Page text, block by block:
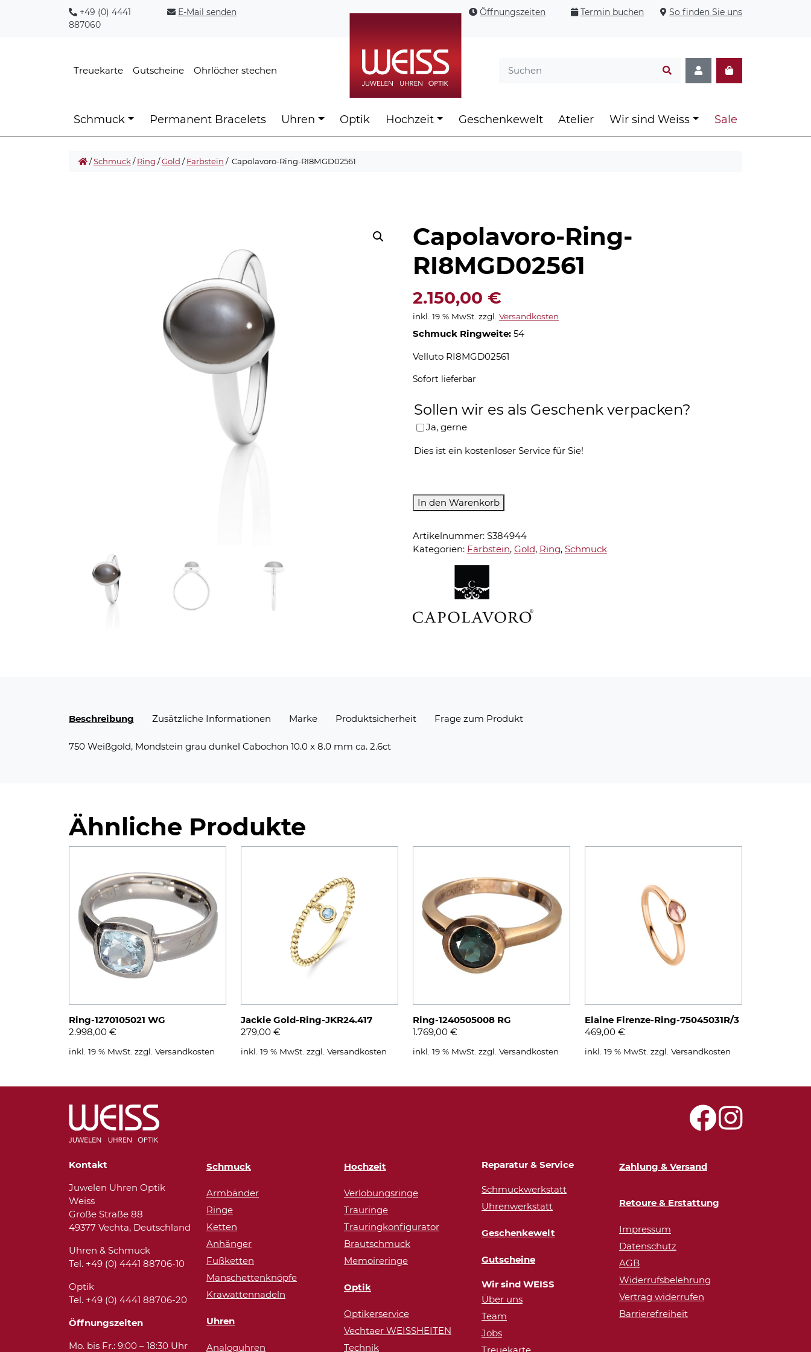
+49 (0) 4441
887060
E-Mail senden Öffnungszeiten Termin buchen So finden Sie uns
Treuekarte Gutscheine Ohrlöcher stechen
Schmuck Permanent Bracelets Uhren Optik Hochzeit Geschenkewelt Atelier Wir sind Weiss Sale
/Schmuck/Ring /Gold /Farbstein / Capolavoro-Ring-RI8MGD02561
Capolavoro-Ring-
RI8MGD02561
2.150,00 €
inkl. 19 % MwSt. zzgl. Versandkosten
Schmuck Ringweite: 54
Velluto RI8MGD02561
Sofort lieferbar
Sollen wir es als Geschenk verpacken?
Ja, gerne
Dies ist ein kostenloser Service für Sie!
Capolavoro-
Ring-
Menge
In den Warenkorb
Artikelnummer: S384944
Kategorien: Farbstein, Gold, Ring, Schmuck
Beschreibung Zusätzliche Informationen Marke Produktsicherheit Frage zum Produkt
750 Weißgold, Mondstein grau dunkel Cabochon 10.0 x 8.0 mm ca. 2.6ct
Ähnliche Produkte
Ring-1270105021 WG
2.998,00 €
inkl. 19 % MwSt. zzgl. Versandkosten
Jackie Gold-Ring-JKR24.417
279,00 €
inkl. 19 % MwSt. zzgl. Versandkosten
Ring-1240505008 RG
1.769,00 €
inkl. 19 % MwSt. zzgl. Versandkosten
Elaine Firenze-Ring-75045031R/3
469,00 €
inkl. 19 % MwSt. zzgl. Versandkosten
Kontakt
Juwelen Uhren Optik
Weiss
Große Straße 88
49377 Vechta, Deutschland
Uhren & Schmuck
Tel. +49 (0) 4441 88706-10
Optik
Tel. +49 (0) 4441 88706-20
Öffnungszeiten
Mo. bis Fr.: 9:00 – 18:30 Uhr
Schmuck
Armbänder
Ringe
Ketten
Anhänger
Fußketten
Manschettenknöpfe
Krawattennadeln
Uhren
Analoguhren
Hochzeit
Verlobungsringe
Trauringe
Trauringkonfigurator
Brautschmuck
Memoireringe
Optik
Optikerservice
Vechtaer WEISSHEITEN
Technik
Reparatur & Service
Schmuckwerkstatt
Uhrenwerkstatt
Geschenkewelt
Gutscheine
Wir sind WEISS
Über uns
Team
Jobs
Treuekarte
Zahlung & Versand
Retoure & Erstattung
Impressum
Datenschutz
AGB
Widerrufsbelehrung
Vertrag widerrufen
Barrierefreiheit